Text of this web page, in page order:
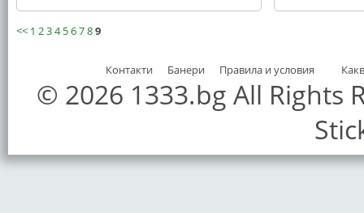
<< 1 234 56789
Контакти Банери Правила и условия
© 2026 1333.bg All Rights